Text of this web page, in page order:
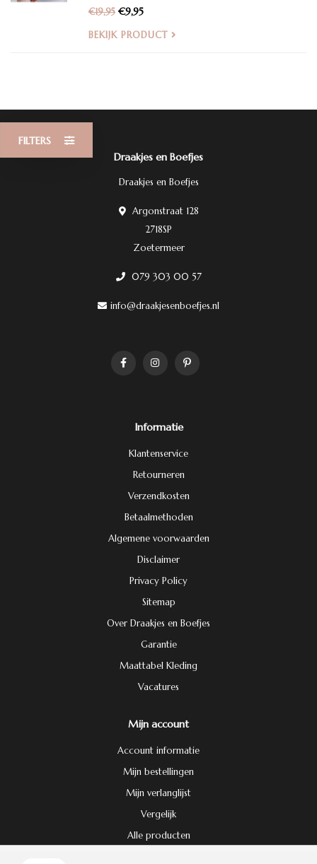
FILTERS
€19,95 €9,95
BEKIJK PRODUCT
Draakjes en Boefjes
Draakjes en Boefjes
Argonstraat 128
2718SP
Zoetermeer
079 303 00 57
info@draakjesenboefjes.nl
Informatie
Klantenservice
Retourneren
Verzendkosten
Betaalmethoden
Algemene voorwaarden
Disclaimer
Privacy Policy
Sitemap
Over Draakjes en Boefjes
Garantie
Maattabel Kleding
Vacatures
Mijn account
Account informatie
Mijn bestellingen
Mijn verlanglijst
Vergelijk
Alle producten